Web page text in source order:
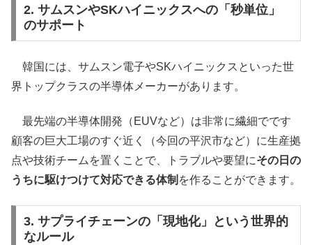
2. サムスンやSKハイニックスへの「秒単位」
のサポート
韓国には、サムスン電子やSKハイニックスといった世
界トップクラスの半導体メーカーがあります。
最先端の半導体開発（EUVなど）は非常に繊細でです
顧客の巨大工場のすぐ近く（今回の平沢市など）に生産拠
点や技術チームを置くことで、トラブルや要望にその日の
うちに駆けつけて対応できる体制 を作ることができます。
3. サプライチェーンの「現地化」という世界的
なルール